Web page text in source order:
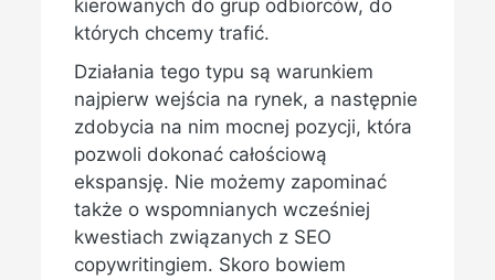
kierowanych do grup odbiorców, do
których chcemy trafić.
Działania tego typu są warunkiem
najpierw wejścia na rynek, a następnie
zdobycia na nim mocnej pozycji, która
pozwoli dokonać całościową
ekspansję. Nie możemy zapominać
także o wspomnianych wcześniej
kwestiach związanych z SEO
copywritingiem. Skoro bowiem